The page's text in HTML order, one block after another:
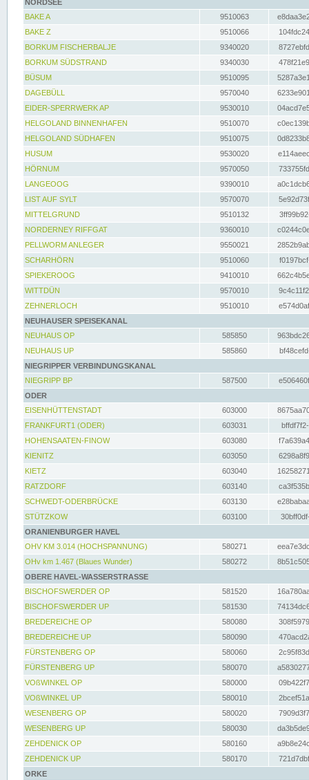
NORDSEE
BAKE A
9510063
BAKE Z
9510066
BORKUM FISCHERBALJE
9340020
BORKUM SÜDSTRAND
9340030
BÜSUM
9510095
DAGEBÜLL
9570040
EIDER-SPERRWERK AP
9530010
HELGOLAND BINNENHAFEN
9510070
HELGOLAND SÜDHAFEN
9510075
HUSUM
9530020
HÖRNUM
9570050
LANGEOOG
9390010
LIST AUF SYLT
9570070
MITTELGRUND
9510132
NORDERNEY RIFFGAT
9360010
PELLWORM ANLEGER
9550021
SCHARHÖRN
9510060
SPIEKEROOG
9410010
WITTDÜN
9570010
ZEHNERLOCH
9510010
NEUHAUSER SPEISEKANAL
NEUHAUS OP
585850
NEUHAUS UP
585860
NIEGRIPPER VERBINDUNGSKANAL
NIEGRIPP BP
587500
ODER
EISENHÜTTENSTADT
603000
FRANKFURT1 (ODER)
603031
HOHENSAATEN-FINOW
603080
KIENITZ
603050
KIETZ
603040
RATZDORF
603140
SCHWEDT-ODERBRÜCKE
603130
STÜTZKOW
603100
ORANIENBURGER HAVEL
OHV KM 3.014 (HOCHSPANNUNG)
580271
OHv km 1.467 (Blaues Wunder)
580272
OBERE HAVEL-WASSERSTRASSE
BISCHOFSWERDER OP
581520
BISCHOFSWERDER UP
581530
BREDEREICHE OP
580080
BREDEREICHE UP
580090
FÜRSTENBERG OP
580060
FÜRSTENBERG UP
580070
VOßWINKEL OP
580000
VOßWINKEL UP
580010
WESENBERG OP
580020
WESENBERG UP
580030
ZEHDENICK OP
580160
ZEHDENICK UP
580170
ORKE